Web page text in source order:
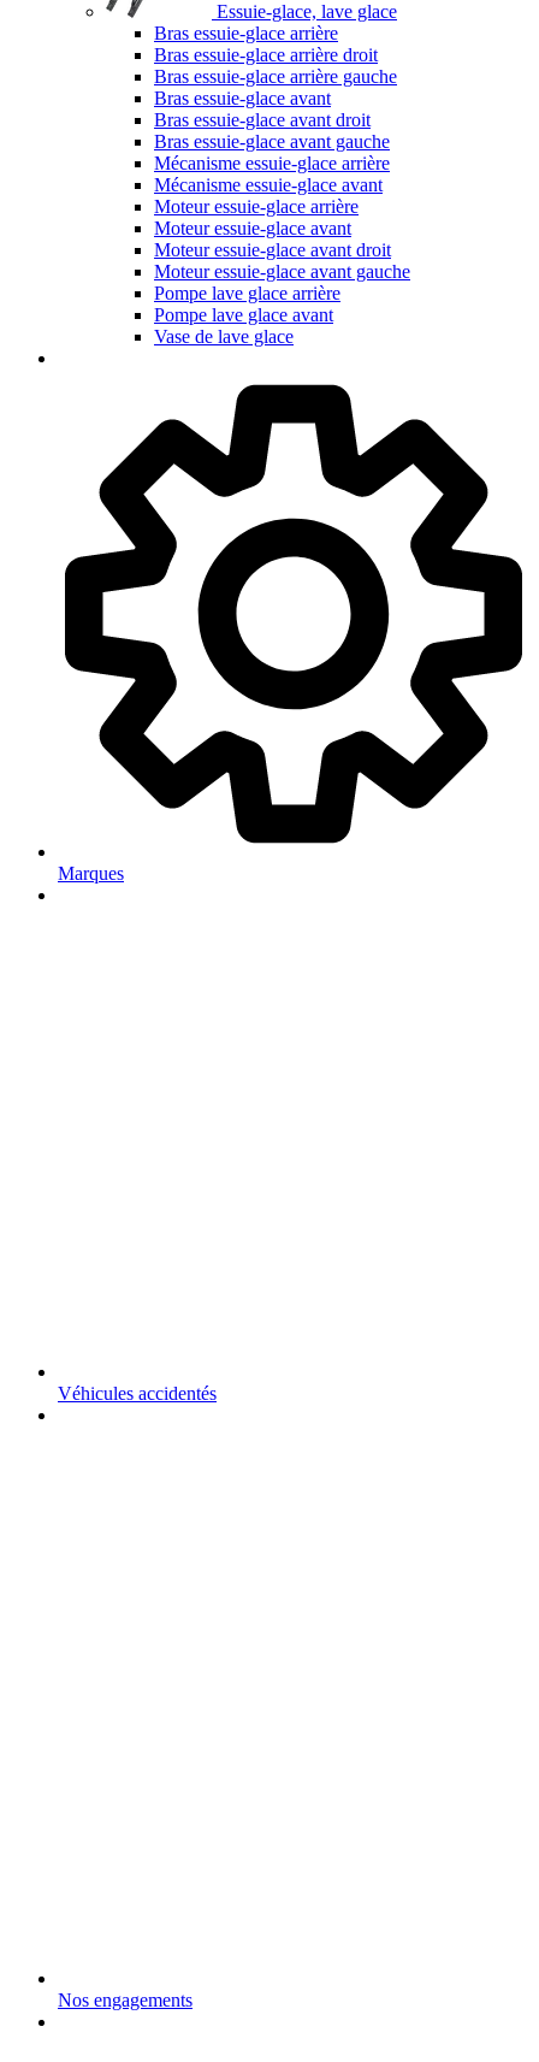
Essuie-glace, lave glace
Bras essuie-glace arrière
Bras essuie-glace arrière droit
Bras essuie-glace arrière gauche
Bras essuie-glace avant
Bras essuie-glace avant droit
Bras essuie-glace avant gauche
Mécanisme essuie-glace arrière
Mécanisme essuie-glace avant
Moteur essuie-glace arrière
Moteur essuie-glace avant
Moteur essuie-glace avant droit
Moteur essuie-glace avant gauche
Pompe lave glace arrière
Pompe lave glace avant
Vase de lave glace
Marques
Véhicules accidentés
Nos engagements